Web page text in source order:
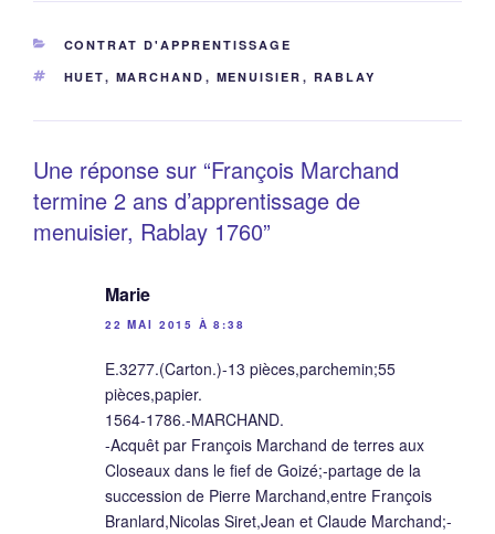
CATÉGORIES
CONTRAT D'APPRENTISSAGE
ÉTIQUETTES
HUET, MARCHAND , MENUISIER , RABLAY
Une réponse sur “François Marchand
termine 2 ans d’apprentissage de
menuisier, Rablay 1760”
Marie
22 MAI 2015 À 8:38
E.3277.(Carton.)-13 pièces,parchemin;55
pièces,papier.
1564-1786.-MARCHAND.
-Acquêt par François Marchand de terres aux
Closeaux dans le fief de Goizé;-partage de la
succession de Pierre Marchand,entre François
Branlard,Nicolas Siret,Jean et Claude Marchand;-